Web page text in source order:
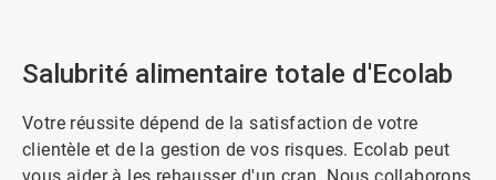
Salubrité alimentaire totale d'Ecolab
Votre réussite dépend de la satisfaction de votre
clientèle et de la gestion de vos risques. Ecolab peut